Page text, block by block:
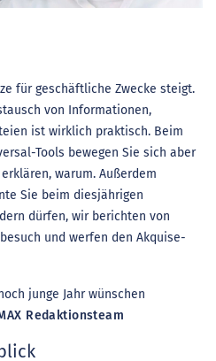
für geschäftliche Zwecke steigt.
von Informationen,
ist wirklich praktisch. Beim
Tools bewegen Sie sich aber
warum. Außerdem
Sie beim diesjährigen
dürfen, wir berichten von
und werfen den Akquise-
junge Jahr wünschen
Redaktionsteam